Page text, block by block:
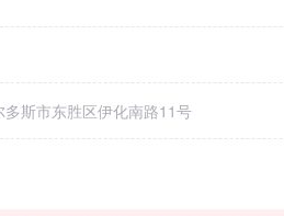
多斯市东胜区伊化南路11号